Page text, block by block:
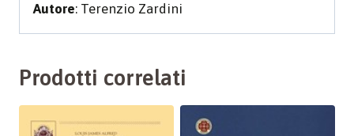
Autore: Terenzio Zardini
Prodotti correlati